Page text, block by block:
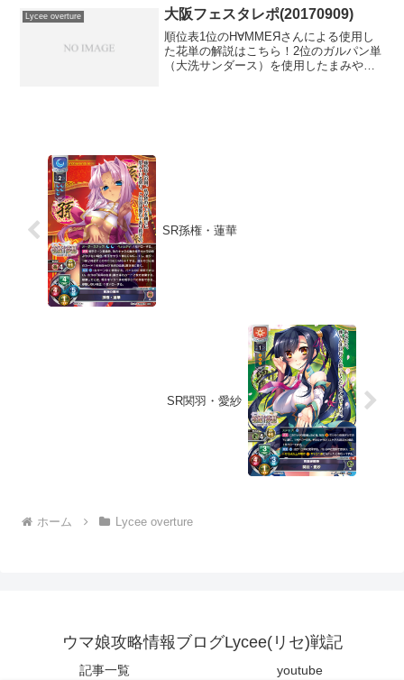
として運用できるので、手札の枚数が重
要となる雪や月...
Lycee overture 大阪フェスタレポ(20170909)
順位表1位のН∀ММЕЯさんによる使用し
た花単の解説はこちら！2位のガルパン単
（大洗サンダース）を使用したまみやな
SR孫権・蓮華
SR関羽・愛紗
ホーム Lycee overture
ウマ娘攻略情報ブログLycee(リセ)戦記
記事一覧 youtube